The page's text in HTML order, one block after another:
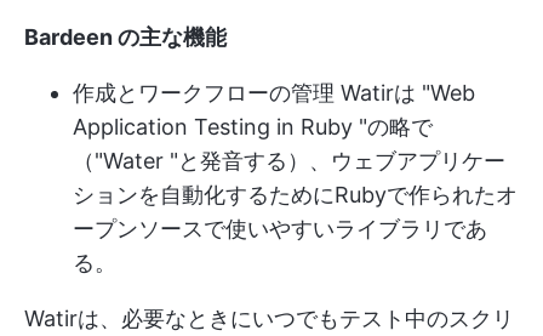
Bardeen の主な機能
作成と ワークフローの管理 Watirは "Web
Application Testing in Ruby "の略で
（"Water "と発音する）、ウェブアプリケー
ションを自動化するためにRubyで作られたオ
ープンソースで使いやすいライブラリであ
る。
Watirは、必要なときにいつでもテスト中のスクリ